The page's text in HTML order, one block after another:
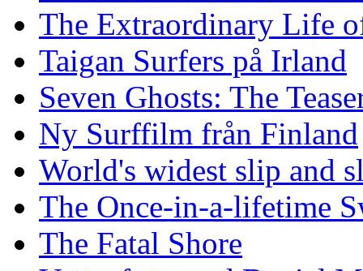
The Extraordinary Life
Taigan Surfers på Irland
Seven Ghosts: The
Ny Surffilm från Finland
World's widest slip and
The Once-in-a-lifetime
The Fatal Shore